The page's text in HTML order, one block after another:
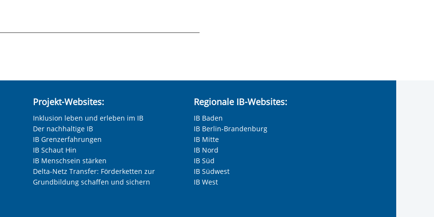
Sie "Marketing"-Tools von YouTube
Daher können wir erst mit Ihrer
diese auch zu eigenen Zwecken.
USA, wo kein gleichwertiges
ausgeschlossen werden. Alle
Sie in unserer Datenschutzerklärung.
jederzeit
Projekt-Websites:
Inklusion leben und erleben im IB
Der nachhaltige IB
IB Grenzerfahrungen
IB Schaut Hin
IB Menschsein stärken
Delta-Netz Transfer: Förderketten zur
Grundbildung schaffen und sichern
Regionale IB-Websites:
IB Baden
IB Berlin-Brandenburg
IB Mitte
IB Nord
IB Süd
IB Südwest
IB West